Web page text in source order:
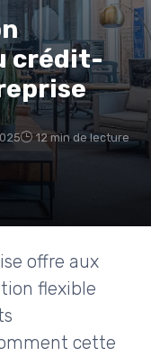
crédit-
12 min de lecture
offre aux
flexible
cette